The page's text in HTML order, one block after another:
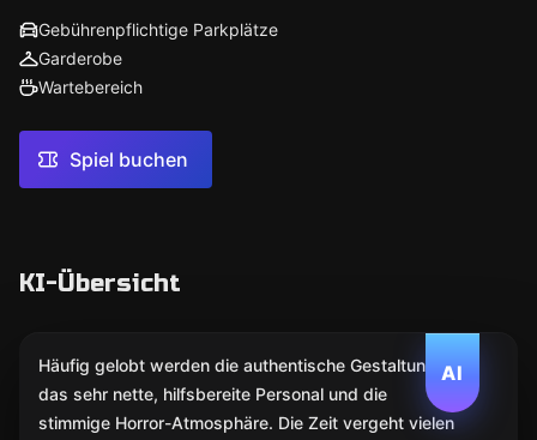
Gebührenpflichtige Parkplätze
Garderobe
Wartebereich
Spiel buchen
KI-Übersicht
AI
Häufig gelobt werden die authentische Gestaltung,
das sehr nette, hilfsbereite Personal und die
stimmige Horror-Atmosphäre. Die Zeit vergeht vielen